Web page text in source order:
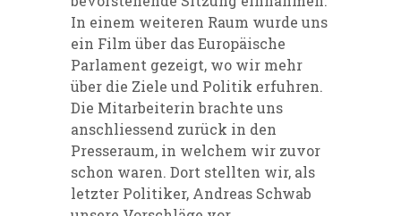
In einem weiteren Raum wurde uns
ein Film über das Europäische
Parlament gezeigt, wo wir mehr
über die Ziele und Politik erfuhren.
Die Mitarbeiterin brachte uns
anschliessend zurück in den
Presseraum, in welchem wir zuvor
schon waren. Dort stellten wir, als
letzter Politiker, Andreas Schwab